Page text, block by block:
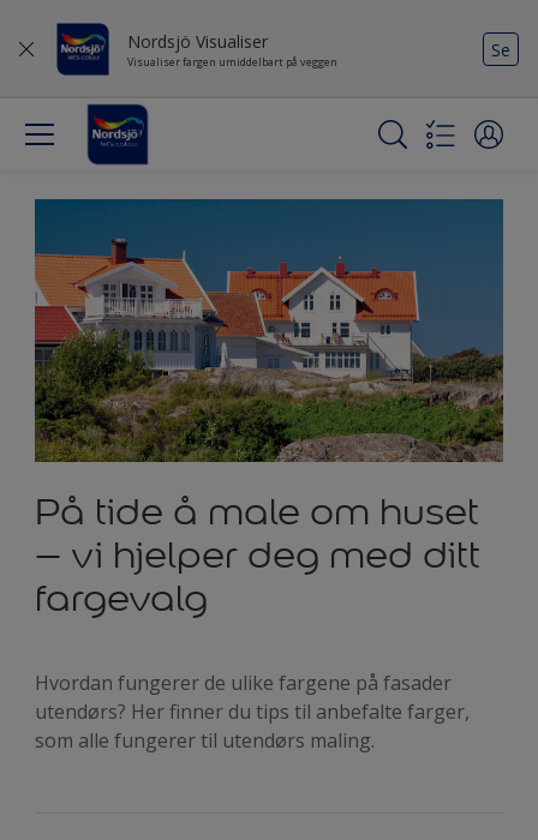
Nordsjö Visualiser
Visualiser fargen umiddelbart på veggen
Se
På tide å male om huset
– vi hjelper deg med ditt
fargevalg
Hvordan fungerer de ulike fargene på fasader
utendørs? Her finner du tips til anbefalte farger,
som alle fungerer til utendørs maling.